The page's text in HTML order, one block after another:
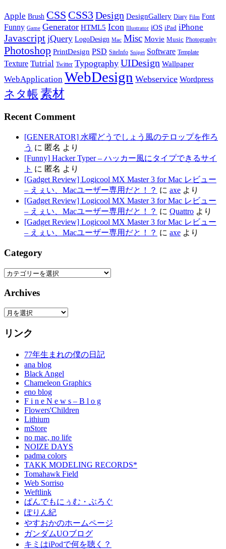
Apple Brush CSS CSS3 Design DesignGallery Diary Film Font
Funny Game Generator HTML5 Icon Illustrator iOS iPad iPhone
Javascript jQuery LogoDesign Mac Misc Movie Music Photography
Photoshop PrintDesign PSD SiteInfo Snipet Software Template
Texture Tutrial Twitter Typography UIDesign Wallpaper
WebApplication WebDesign Webservice Wordpress
ネタ帳 素材
Recent Comment
[GENERATOR] 水曜どうでしょう風のテロップを作ろ
う に 匿名 より
[Funny] Hacker Typer – ハッカー風にタイプできるサイ
ト に 匿名 より
[Gadget Review] Logicool MX Master 3 for Mac レビュー
– えぇい、Macユーザー専用だと！？ に axe より
[Gadget Review] Logicool MX Master 3 for Mac レビュー
– えぇい、Macユーザー専用だと！？ に Quattro より
[Gadget Review] Logicool MX Master 3 for Mac レビュー
– えぇい、Macユーザー専用だと！？ に axe より
Category
Category
Archives
Archives
リンク
77年生まれの僕の日記
ana blog
Black Angel
Chameleon Graphics
eno blog
F i n e N e w s – B l o g
Flowers'Children
Lithium
mStore
no mac, no life
NOIZE DAYS
padma colors
TAKK MODELING RECORDS*
Tomahawk Field
Web Sorriso
Weftlink
ぱんでもにぅむ・ぶろぐ
ぽりん紀
やすおかのホームページ
ガンダムUOブログ
キミはiPodで何を聴く？